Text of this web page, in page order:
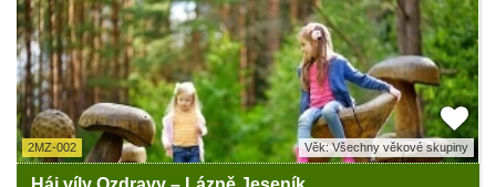
2MZ-002 Věk: Všechny věkové skupiny